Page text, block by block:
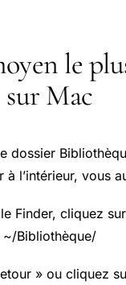
le
Mac
dossier
l’intérieur, vous
Finder, cliquez
Bibliothèque/
» ou cliquez